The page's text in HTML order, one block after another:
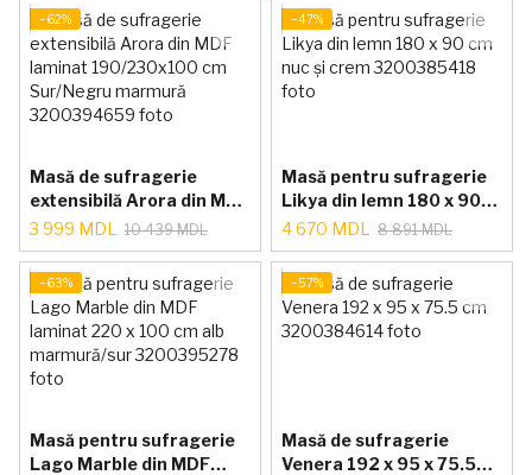
−62%
Masă de sufragerie
extensibilă Arora din MDF
laminat 190/230x100 cm
Sur/Negru marmură
3 999 MDL 10 439 MDL
−47%
Masă pentru sufragerie
Likya din lemn 180 x 90
cm nuc și crem
4 670 MDL 8 891 MDL
−63%
Masă pentru sufragerie
Lago Marble din MDF
−57%
Masă de sufragerie
Venera 192 x 95 x 75.5